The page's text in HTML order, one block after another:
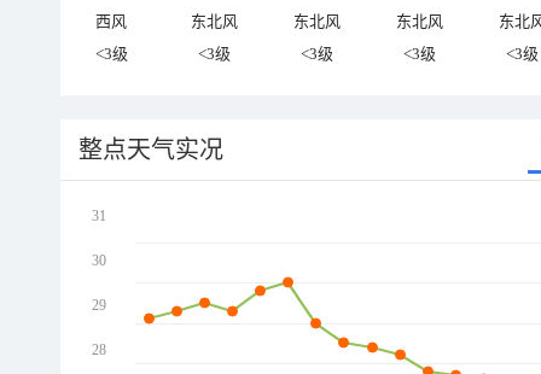
西风 东北风 东北风 东北风
东北
<3级
<3级 <3级 <3级 <3级
整点天气实况
31
30
29
28